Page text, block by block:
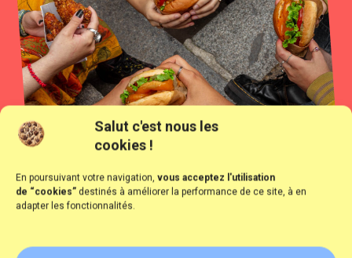
Salut c'est nous les
cookies !
En poursuivant votre navigation, vous acceptez l'utilisation
de “cookies” destinés à améliorer la performance de ce site, à en
adapter les fonctionnalités.
NOTRE TERRAIN DE JEU.